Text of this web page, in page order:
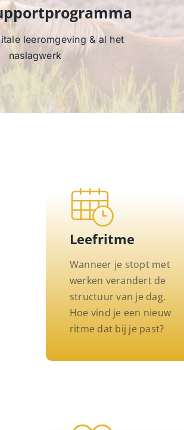
leeromgeving & al het
naslagwerk
Leefritme
Wanneer je stopt met
werken verandert de
structuur van je dag.
Hoe vind je een nieuw
ritme dat bij je past?